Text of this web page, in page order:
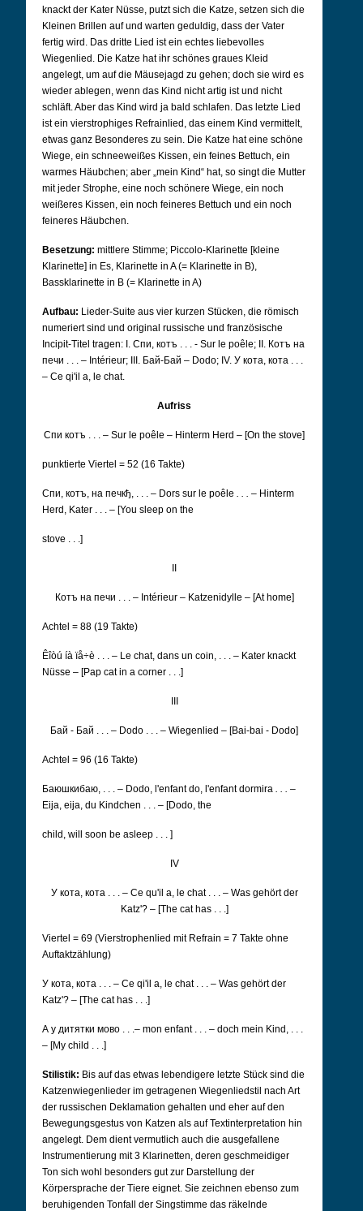
knackt der Kater Nüsse, putzt sich die Katze, setzen sich die
Kleinen Brillen auf und warten geduldig, dass der Vater
fertig wird. Das dritte Lied ist ein echtes liebevolles
Wiegenlied. Die Katze hat ihr schönes graues Kleid
angelegt, um auf die Mäusejagd zu gehen; doch sie wird es
wieder ablegen, wenn das Kind nicht artig ist und nicht
schläft. Aber das Kind wird ja bald schlafen. Das letzte Lied
ist ein vierstrophiges Refrainlied, das einem Kind vermittelt,
etwas ganz Besonderes zu sein. Die Katze hat eine schöne
Wiege, ein schneeweißes Kissen, ein feines Bettuch, ein
warmes Häubchen; aber „mein Kind“ hat, so singt die Mutter
mit jeder Strophe, eine noch schönere Wiege, ein noch
weißeres Kissen, ein noch feineres Bettuch und ein noch
feineres Häubchen.
Besetzung: mittlere Stimme; Piccolo-Klarinette [kleine
Klarinette] in Es, Klarinette in A (= Klarinette in B),
Bassklarinette in B (= Klarinette in A)
Aufbau: Lieder-Suite aus vier kurzen Stücken, die römisch
numeriert sind und original russische und französische
Incipit-Titel tragen: I. Спи, котъ . . . - Sur le poêle; II. Котъ на
печи . . . – Intérieur; III. Бай-Бай – Dodo; IV. У кота, кота . . .
– Ce qi'il a, le chat.
Aufriss
Cпи котъ . . . – Sur le poêle – Hinterm Herd – [On the stove]
punktierte Viertel = 52 (16 Takte)
Cпи, котъ, на печкђ, . . . – Dors sur le poêle . . . – Hinterm
Herd, Kater . . . – [You sleep on the
stove . . .]
Котъ на печи . . . – Intérieur – Katzenidylle – [At home]
Achtel = 88 (19 Takte)
Êîòú íà ïå÷è . . . – Le chat, dans un coin, . . . – Kater knackt
Nüsse – [Pap cat in a corner . . .]
Бай - Бай . . . – Dodo . . . – Wiegenlied – [Bai-bai - Dodo]
Achtel = 96 (16 Takte)
Баюшкибаю, . . . – Dodo, l'enfant do, l'enfant dormira . . . –
Eija, eija, du Kindchen . . . – [Dodo, the
child, will soon be asleep . . . ]
IV
У кота, кота . . . – Ce qu'il a, le chat . . . – Was gehört der
Katz'? – [The cat has . . .]
Viertel = 69 (Vierstrophenlied mit Refrain = 7 Takte ohne
Auftaktzählung)
У кота, кота . . . – Ce qi'il a, le chat . . . – Was gehört der
Katz'? – [The cat has . . .]
А у дитятки мово . . .– mon enfant . . . – doch mein Kind, . . .
– [My child . . .]
Stilistik: Bis auf das etwas lebendigere letzte Stück sind die
Katzenwiegenlieder im getragenen Wiegenliedstil nach Art
der russischen Deklamation gehalten und eher auf den
Bewegungsgestus von Katzen als auf Textinterpretation hin
angelegt. Dem dient vermutlich auch die ausgefallene
Instrumentierung mit 3 Klarinetten, deren geschmeidiger
Ton sich wohl besonders gut zur Darstellung der
Körpersprache der Tiere eignet. Sie zeichnen ebenso zum
beruhigenden Tonfall der Singstimme das räkelnde